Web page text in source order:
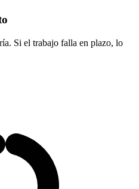
Si el trabajo falla en plazo, lo